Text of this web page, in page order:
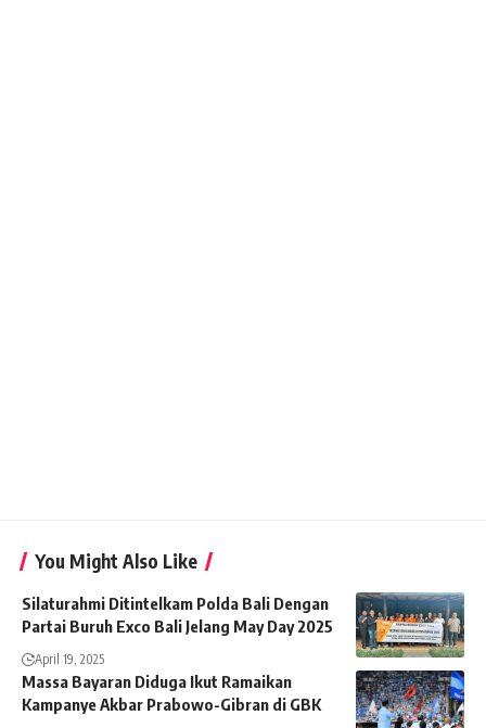
You Might Also Like
Silaturahmi Ditintelkam Polda Bali Dengan
Partai Buruh Exco Bali Jelang May Day 2025
April 19, 2025
Massa Bayaran Diduga Ikut Ramaikan
Kampanye Akbar Prabowo-Gibran di GBK